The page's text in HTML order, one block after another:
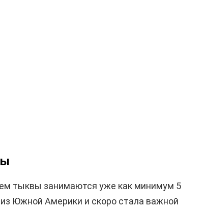
тыквы занимаются уже как минимум 5
Южной Америки и скоро стала важной